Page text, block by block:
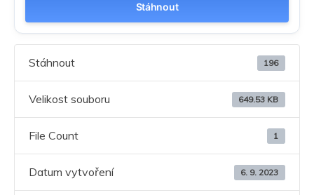
Stáhnout
Stáhnout 196
Velikost souboru 649.53 KB
File Count 1
Datum vytvoření 6. 9. 2023